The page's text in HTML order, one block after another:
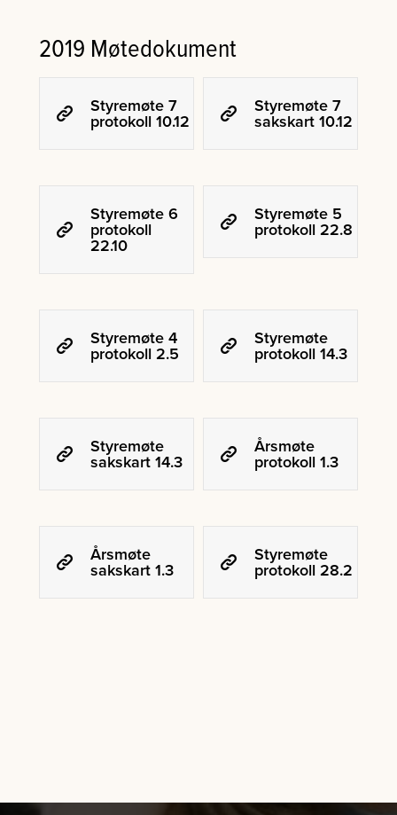
2019 Møtedokument
Styremøte 7
protokoll 10.12
Styremøte 7
sakskart 10.12
Styremøte 6
protokoll
22.10
Styremøte 5
protokoll 22.8
Styremøte 4
protokoll 2.5
Styremøte
protokoll 14.3
Styremøte
sakskart 14.3
Årsmøte
protokoll 1.3
Årsmøte
sakskart 1.3
Styremøte
protokoll 28.2